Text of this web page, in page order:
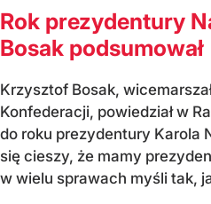
Rok prezydentury
Bosak podsumował
Krzysztof Bosak,
Konfederacji, powiedział w
do roku prezydentury Karola
się cieszy, że mamy
w wielu sprawach myśli tak,